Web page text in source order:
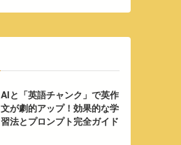
AIと「英語チャンク」で英作
文が劇的アップ！効果的な学
習法とプロンプト完全ガイド